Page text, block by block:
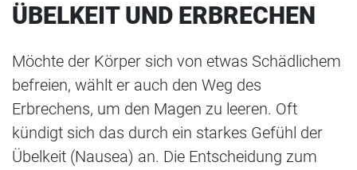
ÜBELKEIT UND ERBRECHEN
Möchte der Körper sich von etwas Schädlichem
befreien, wählt er auch den Weg des
Erbrechens, um den Magen zu leeren. Oft
kündigt sich das durch ein starkes Gefühl der
Übelkeit (Nausea) an. Die Entscheidung zum